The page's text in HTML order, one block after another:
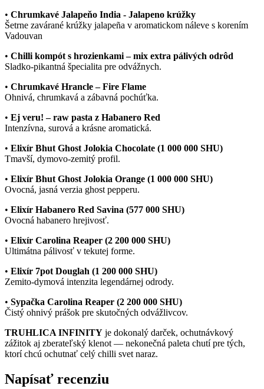
• Chrumkavé Jalapeňo India - Jalapeno krúžky
Šetrne zavárané krúžky jalapeña v aromatickom náleve s korením
Vadouvan
• Chilli kompót s hrozienkami – mix extra pálivých odrôd
Sladko-pikantná špecialita pre odvážnych.
• Chrumkavé Hrancle – Fire Flame
Ohnivá, chrumkavá a zábavná pochúťka.
• Ej veru! – raw pasta z Habanero Red
Intenzívna, surová a krásne aromatická.
• Elixír Bhut Ghost Jolokia Chocolate (1 000 000 SHU)
Tmavší, dymovo-zemitý profil.
• Elixír Bhut Ghost Jolokia Orange (1 000 000 SHU)
Ovocná, jasná verzia ghost pepperu.
• Elixír Habanero Red Savina (577 000 SHU)
Ovocná habanero hrejivosť.
• Elixír Carolina Reaper (2 200 000 SHU)
Ultimátna pálivosť v tekutej forme.
• Elixír 7pot Douglah (1 200 000 SHU)
Zemito-dymová intenzita legendárnej odrody.
• Sypačka Carolina Reaper (2 200 000 SHU)
Čistý ohnivý prášok pre skutočných odvážlivcov.
TRUHLICA INFINITY je dokonalý darček, ochutnávkový
zážitok aj zberateľský klenot — nekonečná paleta chutí pre tých,
ktorí chcú ochutnať celý chilli svet naraz.
Napísať recenziu